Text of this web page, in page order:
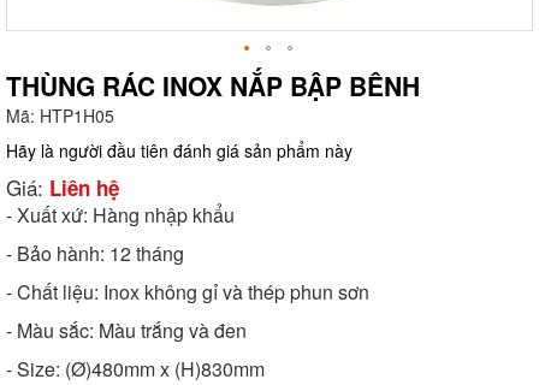
THÙNG RÁC INOX NẮP BẬP BÊNH
Mã: HTP1H05
Hãy là người đầu tiên đánh giá sản phẩm này
Giá: Liên hệ
- Xuất xứ: Hàng nhập khẩu
- Bảo hành: 12 tháng
- Chất liệu: Inox không gỉ và thép phun sơn
- Màu sắc: Màu trắng và đen
- Size: (Ø)480mm x (H)830mm